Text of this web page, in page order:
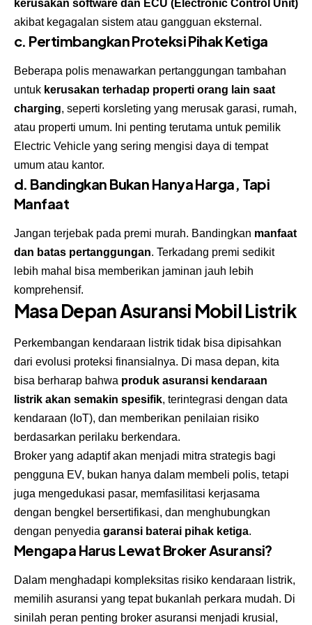
kerusakan software dan ECU (Electronic Control Unit)
akibat kegagalan sistem atau gangguan eksternal.
c. Pertimbangkan Proteksi Pihak Ketiga
Beberapa polis menawarkan pertanggungan tambahan
untuk kerusakan terhadap properti orang lain saat
charging, seperti korsleting yang merusak garasi, rumah,
atau properti umum. Ini penting terutama untuk pemilik
Electric Vehicle yang sering mengisi daya di tempat
umum atau kantor.
d. Bandingkan Bukan Hanya Harga, Tapi
Manfaat
Jangan terjebak pada premi murah. Bandingkan manfaat
dan batas pertanggungan. Terkadang premi sedikit
lebih mahal bisa memberikan jaminan jauh lebih
komprehensif.
Masa Depan Asuransi Mobil Listrik
Perkembangan kendaraan listrik tidak bisa dipisahkan
dari evolusi proteksi finansialnya. Di masa depan, kita
bisa berharap bahwa produk asuransi kendaraan
listrik akan semakin spesifik, terintegrasi dengan data
kendaraan (IoT), dan memberikan penilaian risiko
berdasarkan perilaku berkendara.
Broker yang adaptif akan menjadi mitra strategis bagi
pengguna EV, bukan hanya dalam membeli polis, tetapi
juga mengedukasi pasar, memfasilitasi kerjasama
dengan bengkel bersertifikasi, dan menghubungkan
dengan penyedia garansi baterai pihak ketiga.
Mengapa Harus Lewat Broker Asuransi?
Dalam menghadapi kompleksitas risiko kendaraan listrik,
memilih asuransi yang tepat bukanlah perkara mudah. Di
sinilah peran penting broker asuransi menjadi krusial,